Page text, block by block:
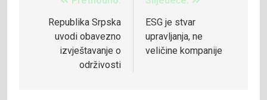
Republika Srpska
uvodi obavezno
izvještavanje o
održivosti
ESG je stvar
upravljanja, ne
veličine kompanije